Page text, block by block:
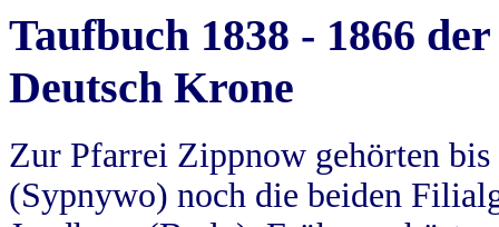
Taufbuch 1838 - 1866
Deutsch Krone
Zur Pfarrei Zippnow gehörten
(Sypnywo) noch die beiden